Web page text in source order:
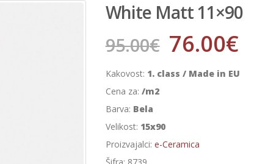
White Matt 11×90
95.00€ 76.00€
Kakovost: 1. class / Made in EU
Cena za: /m2
Barva: Bela
Velikost: 15x90
Proizvajalci: e-Ceramica